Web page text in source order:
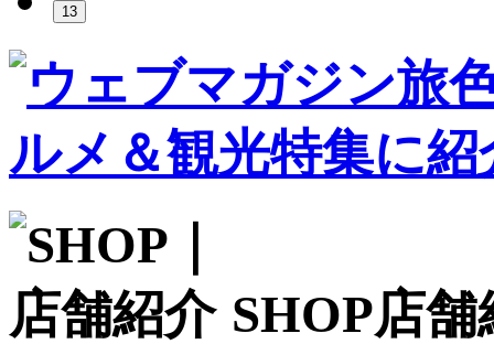
13
SHOP店舗